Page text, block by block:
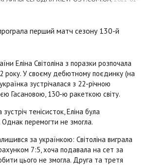
Еліна Світоліна з поразки розпочала
року. У своєму дебютному поєдинку (на
зустрічалася з 22-річною
Гасановою, 130-ю ракеткою світу.
тенісисток, Еліна була
перемогти не змогла.
за українкою: Світоліна виграла
7:5, хоча подавала на сет за
цього не змогла. Друга та третя